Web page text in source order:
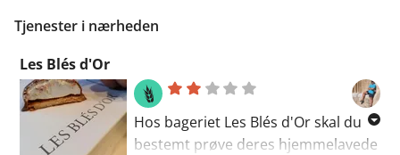
restaurant og en sportsbar.
Tjenester i nærheden
Les Blés d'Or
Hos bageriet Les Blés d'Or skal du
bestemt prøve deres hjemmelavede